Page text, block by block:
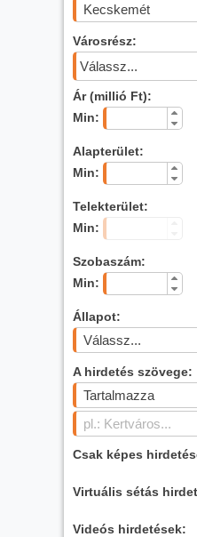
Városrész:
Válassz...
Ár (millió Ft):
Min:
Alapterület:
Min:
Telekterület:
Min:
Szobaszám:
Min:
Állapot:
Válassz...
A hirdetés szövege:
Tartalmazza
Csak képes
Virtuális sétás
Videós hirdetések: